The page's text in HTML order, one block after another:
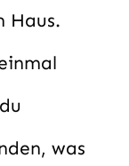
Haus.
was